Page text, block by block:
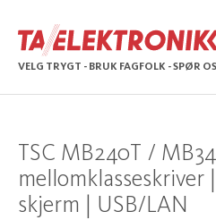
VELG TRYGT - BRUK FAGFOLK - SPØR
TSC MB240T /
mellomklasseskriver
skjerm | USB/LAN